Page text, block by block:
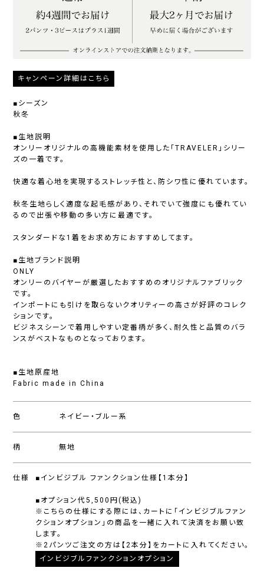
キャンペーン詳細はこちら
■シーズン
秋冬
■生地説明
オンリーオリジナルの高機能素材を使用した「TRAVELER」シリー
ズの一着です。
快適な着心地を実現するストレッチ性と、防シワ性に優れています。
秋冬生地らしく適度な起毛感があり、それでいて強度にも優れてい
るので出張や移動の多い方に最適です。
スタンダードな1着をお求め方におすすめしてます。
■生地ブランド説明
ONLY
オンリーのバイヤーが厳選したおすすめのオリジナルファブリック
です。
インポートにも引けを取らないクオリティーの高さが好評のコレク
ションです。
ビジネスシーンで着用しやすい定番柄が多く、耐久性と品質のバラ
ンスがベストなものとなっております。
■生地原産地
Fabric made in China
色 ネイビー・ブルー系
柄 無地
仕様 ■インビジブル ファンクション仕様【1本分】
■オプション代5,500円(税込)
※こちらの仕様にする際には、カートに「インビジブルファン
クションオプション」の商品を一緒に入れて決済をお願い致
します。
※2パンツご注文の方は【2本分】をカートに入れてください。
インビジブルファンクションオプション